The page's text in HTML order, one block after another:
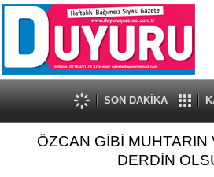
SON DAKİKA
ÖZCAN GİBİ MUHTARIN
DERDİN